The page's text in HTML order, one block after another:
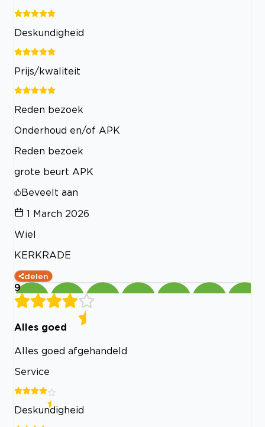
Deskundigheid
Prijs/kwaliteit
Reden bezoek
Onderhoud en/of APK
Reden bezoek
grote beurt APK
Beveelt aan
1 March 2026
Wiel
KERKRADE
delen
9
Alles goed
Alles goed afgehandeld
Service
Deskundigheid